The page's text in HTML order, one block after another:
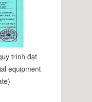
trình đạt
equipment